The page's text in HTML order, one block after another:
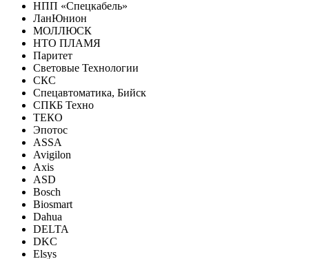
НПП «Спецкабель»
ЛанЮнион
МОЛЛЮСК
НТО ПЛАМЯ
Паритет
Световые Технологии
СКС
Спецавтоматика, Бийск
СПКБ Техно
ТЕКО
Эпотос
ASSA
Avigilon
Axis
ASD
Bosch
Biosmart
Dahua
DELTA
DKC
Elsys